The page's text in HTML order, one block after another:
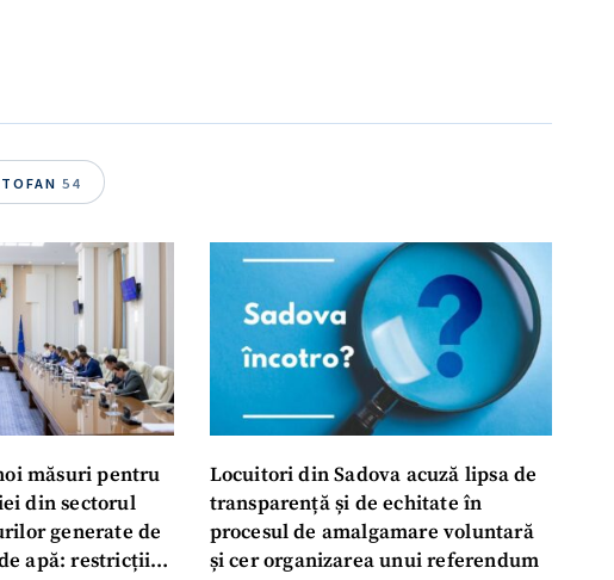
54
măsuri pentru
din sectorul
generate de
apă: restricții
Locuitori din Sadova acuză lipsa de
transparență și de echitate în
procesul de amalgamare voluntară
și cer organizarea unui referendum